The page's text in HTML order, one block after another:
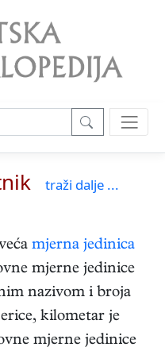
traži dalje ...
mjerna jedinica
mjerne jedinice
nazivom i broja
kilometar je
mjerne jedinice